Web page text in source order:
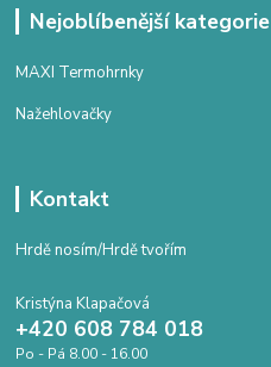
Nejoblíbenější kategorie
MAXI Termohrnky
Nažehlovačky
Kontakt
Hrdě nosím/Hrdě tvořím
Kristýna Klapačová
+420 608 784 018
Po - Pá 8.00 - 16.00